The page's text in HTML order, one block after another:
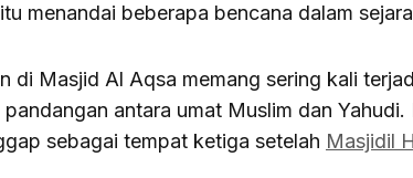
menandai beberapa bencana dalam
di Masjid Al Aqsa memang sering kali
antara umat Muslim dan
sebagai tempat ketiga setelah Masjidil